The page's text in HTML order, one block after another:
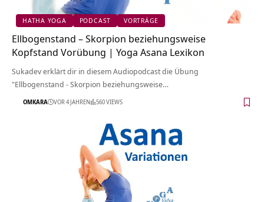
HATHA YOGA PODCAST VORTRÄGE
Ellbogenstand – Skorpion beziehungsweise
Kopfstand Vorübung | Yoga Asana Lexikon
Sukadev erklärt dir in diesem Audiopodcast die Übung
"Ellbogenstand - Skorpion beziehungsweise…
OMKARA VOR 4 JAHREN 560 VIEWS